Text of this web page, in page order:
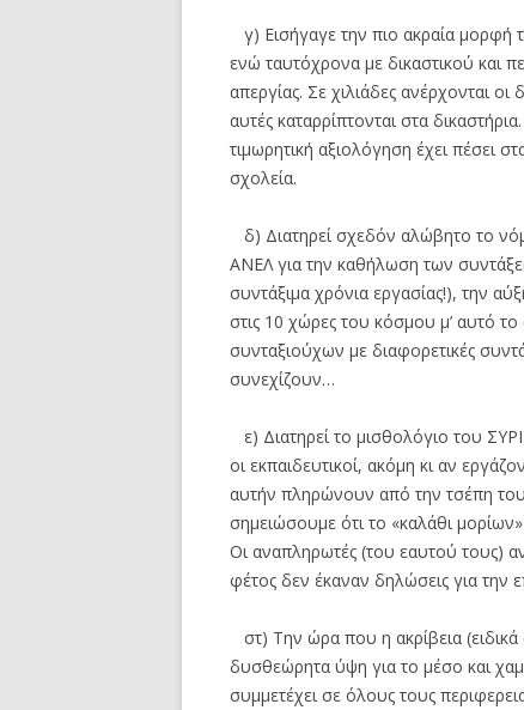
γ) Εισήγαγε την πιο ακραία μορφή
ενώ ταυτόχρονα με δικαστικού και
απεργίας. Σε χιλιάδες ανέρχονται
αυτές καταρρίπτονται στα
τιμωρητική αξιολόγηση έχει πέσει
σχολεία.
δ) Διατηρεί σχεδόν αλώβητο το
ΑΝΕΛ για την καθήλωση των
συντάξιμα χρόνια εργασίας!), την
στις 10 χώρες του κόσμου μ’ αυτό
συνταξιούχων με διαφορετικές
συνεχίζουν…
ε) Διατηρεί το μισθολόγιο του
οι εκπαιδευτικοί, ακόμη κι αν
αυτήν πληρώνουν από την τσέπη
σημειώσουμε ότι το «καλάθι
Οι αναπληρωτές (του εαυτού τους)
φέτος δεν έκαναν δηλώσεις για την
στ) Την ώρα που η ακρίβεια (ειδικά
δυσθεώρητα ύψη για το μέσο και
συμμετέχει σε όλους τους